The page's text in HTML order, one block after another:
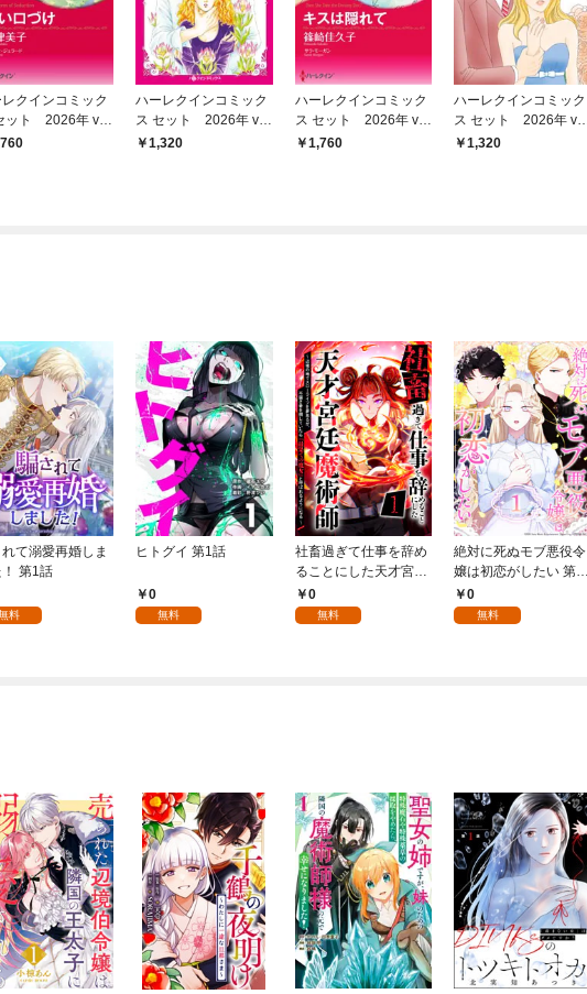
クインコミック
ット 2026年 vo
ハーレクインコミック
ス セット 2026年 vo
l.843
1,320
ハーレクインコミック
ス セット 2026年 vo
l.914
1,760
ハーレクインコミック
ス セット 2026年 vo
l.849
1,320
て溺愛再婚しま
！ 第1話
料
ヒトグイ 第1話
0
無料
社畜過ぎて仕事を辞め
ることにした天才宮廷
魔術師～辺境の地でス
ローライフを夢見る
0
無料
絶対に死ぬモブ悪役令
嬢は初恋がしたい 第1
話0
無料